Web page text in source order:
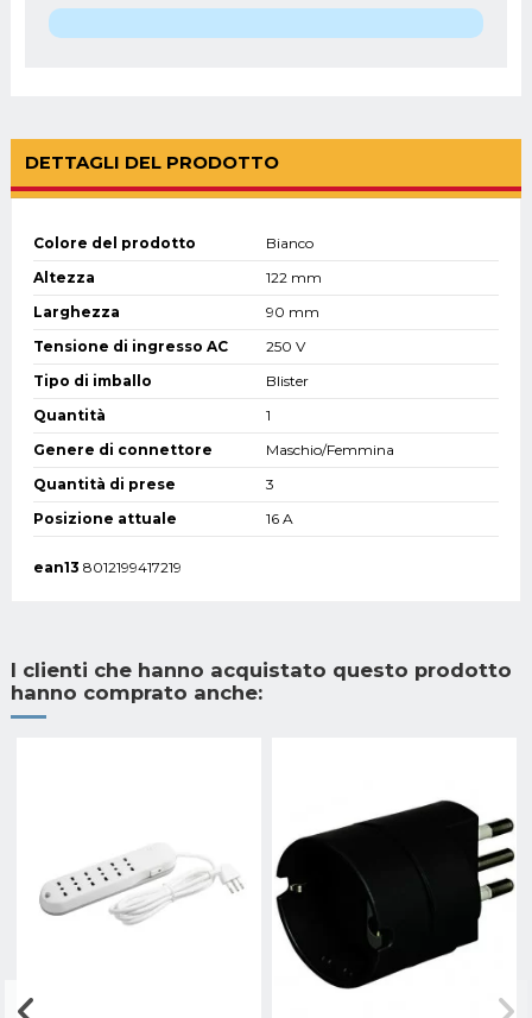
DETTAGLI DEL PRODOTTO
Colore del prodotto
Bianco
Altezza
122 mm
Larghezza
90 mm
Tensione di ingresso AC
250 V
Tipo di imballo
Blister
Quantità
1
Genere di connettore
Maschio/Femmina
Quantità di prese
3
Posizione attuale
16 A
ean13 8012199417219
I clienti che hanno acquistato questo prodotto
hanno comprato anche: